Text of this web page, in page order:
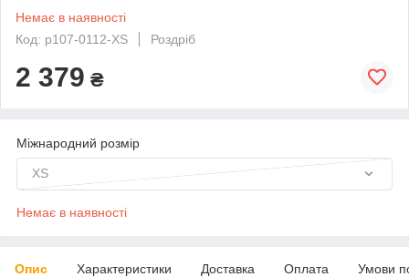
Немає в наявності
Код: p107-0112-XS
Роздріб
2 379 ₴
Міжнародний розмір
XS
Немає в наявності
Опис Характеристики Доставка Оплата Умови